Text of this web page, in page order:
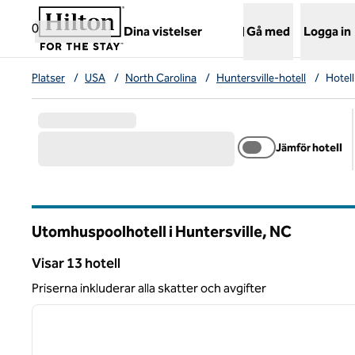
Gå vidare till innehållet
0
Dina vistelser
,öppnar ny flik
Gå med Logga in
Platser / USA / North Carolina / Huntersville-hotell /
Jämför hotell
Utomhuspoolhotell i Huntersville, NC
Visar 13 hotell
Visar 13 hotell
Priserna inkluderar alla skatter och avgifter
1 av 12